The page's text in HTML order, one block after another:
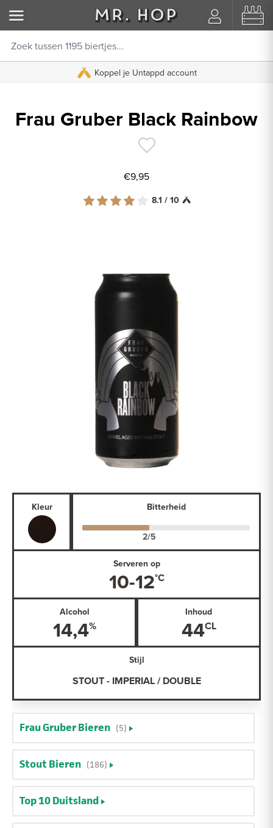
Koppel je Untappd account
Frau Gruber Black Rainbow
€9,95
8.1 / 10
Kleur Bitterheid
Serveren op
10-12
Alcohol
14,4
Inhoud
44
Stijl
STOUT - IMPERIAL / DOUBLE
Frau Gruber Bieren (5)
Stout Bieren (186)
Top 10 Duitsland